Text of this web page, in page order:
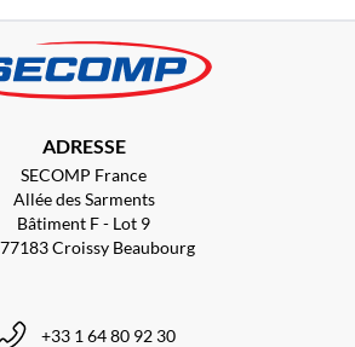
ADRESSE
SECOMP France
Allée des Sarments
Bâtiment F - Lot 9
Croissy Beaubourg
+33 1 64 80 92 30